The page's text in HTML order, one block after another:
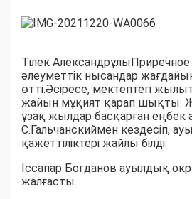
Тілек
әлеуметтік нысандар
өтті.Әсіресе, мектептегі
жайын мұқият қарап шықты.
ұзақ жылдар басқарған еңбек
С.Гальчанскиймен кездесіп,
қажеттіліктері жайлы білді.
Іссапар Богданов ауылдық
жалғасты.